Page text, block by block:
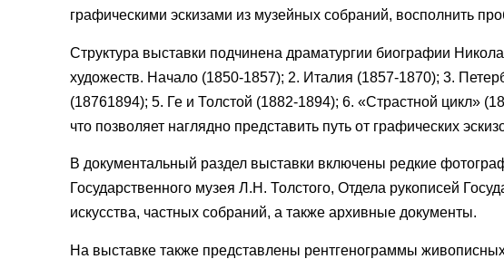
графическими эскизами из музейных собраний, восполнить
Структура выставки подчинена драматургии биографии
художеств. Начало (1850-1857); 2. Италия (1857-1870); 3.
(18761894); 5. Ге и Толстой (1882-1894); 6. «Страстной цикл»
что позволяет наглядно представить путь от графических
В документальный раздел выставки включены редкие
Государственного музея Л.Н. Толстого, Отдела рукописей
искусства, частных собраний, а также архивные документы.
На выставке также представлены рентгенограммы